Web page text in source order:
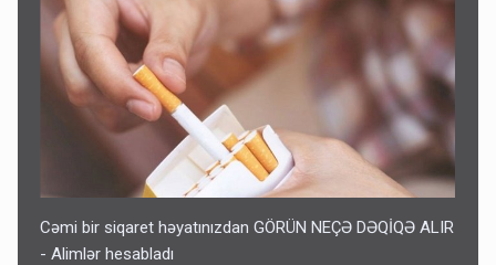
Cəmi bir siqaret həyatınızdan GÖRÜN NEÇƏ DƏQİQƏ ALIR
- Alimlər hesabladı